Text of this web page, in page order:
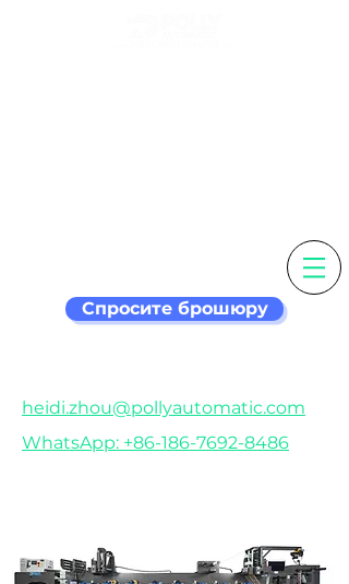
Спросите брошюру
heidi.zhou@pollyautomatic.com
WhatsApp: +86-186-7692-8486